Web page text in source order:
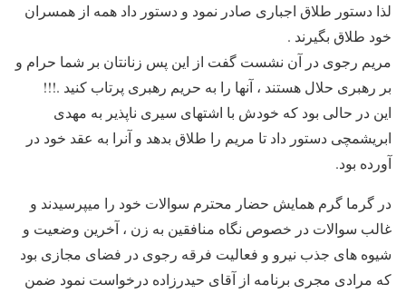
لذا دستور طلاق اجباری صادر نمود و دستور داد همه از همسران
خود طلاق بگیرند .
مریم رجوی در آن نشست گفت از این پس زنانتان بر شما حرام و
بر رهبری حلال هستند ، آنها را به حریم رهبری پرتاب کنید .!!!
این در حالی بود که خودش با اشتهای سیری ناپذیر به مهدی
ابریشمچی دستور داد تا مریم را طلاق بدهد و آنرا به عقد خود در
آورده بود.
در گرما گرم همایش حضار محترم سوالات خود را میپرسیدند و
غالب سوالات در خصوص نگاه منافقین به زن ، آخرین وضعیت و
شیوه های جذب نیرو و فعالیت فرقه رجوی در فضای مجازی بود
که مرادی مجری برنامه از آقای حیدرزاده درخواست نمود ضمن